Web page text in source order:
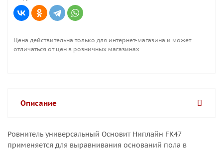
Цена действительна только для интернет-магазина и может
отличаться от цен в розничных магазинах
Описание
Ровнитель универсальный Основит Ниплайн FK47
применяется для выравнивания оснований пола в